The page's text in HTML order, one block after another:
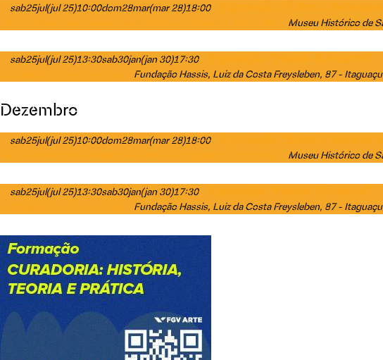
sab25jul(jul 25)10:00dom28mar(mar 28)18:00
Museu Histórico de
sab25jul(jul 25)13:30sab30jan(jan 30)17:30
Fundação Hassis, Luiz da Costa Freysleben, 87 -
Dezembro
sab25jul(jul 25)10:00dom28mar(mar 28)18:00
Museu Histórico de
sab25jul(jul 25)13:30sab30jan(jan 30)17:30
Fundação Hassis, Luiz da Costa Freysleben, 87 -